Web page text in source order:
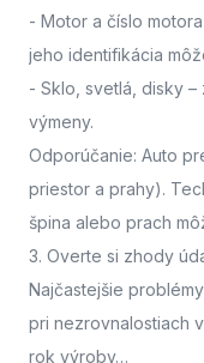
- Motor a číslo motora
jeho identifikácia
- Sklo, svetlá, disky –
výmeny.
Odporúčanie: Auto
priestor a prahy).
špina alebo prach
3. Overte si zhody
Najčastejšie
pri nezrovnalostiach
rok výroby…